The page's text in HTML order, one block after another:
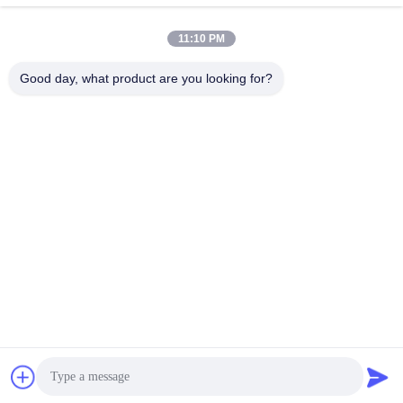
11:10 PM
Good day, what product are you looking for?